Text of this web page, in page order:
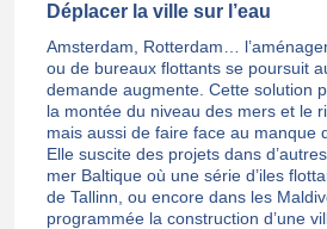
Déplacer la ville sur l’eau
Amsterdam, Rotterdam…
ou de bureaux flottants se poursuit
demande augmente. Cette solution
la montée du niveau des mers et le
mais aussi de faire face au manque
Elle suscite des projets dans
mer Baltique où une série d’iles
de Tallinn, ou encore dans les
programmée la construction d’une